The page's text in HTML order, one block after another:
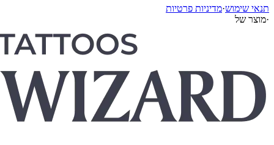
תנאי שימוש·מדיניות פרטיות
מוצר של